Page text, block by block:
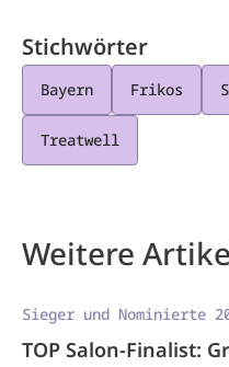
Stichwörter
Bayern Frikos
Treatwell
Weitere
Sieger und Nominierte
TOP Salon-Finalist: